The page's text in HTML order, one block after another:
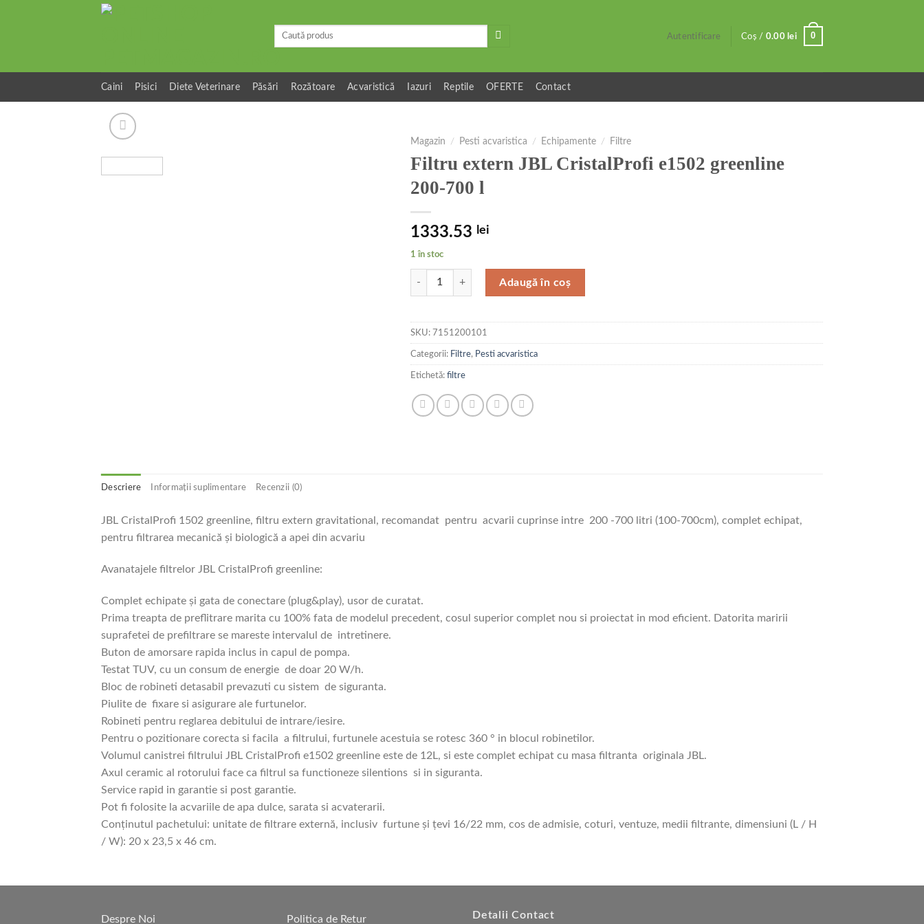
Caută
Autentificare Coș / 0.00 lei 0
Caini Pisici Diete Veterinare Păsări Rozătoare Acvaristică Iazuri Reptile OFERTE Contact
Magazin / Pesti acvaristica / Echipamente / Filtre
Filtru extern JBL CristalProfi e1502 greenline
200-700 l
1333.53 lei
1 în stoc
Cantitate Filtru extern JBL CristalProfi e1502 greenline 200-700 l
Adaugă în coș
SKU: 7151200101
Categorii: Filtre, Pesti acvaristica
Etichetă: filtre
Descriere Informații suplimentare Recenzii (0)
JBL CristalProfi 1502 greenline, filtru extern gravitational, recomandat pentru acvarii cuprinse intre 200 -700 litri (100-700cm), complet echipat,
pentru filtrarea mecanică și biologică a apei din acvariu
Avanatajele filtrelor JBL CristalProfi greenline:
Complet echipate și gata de conectare (plug&play), usor de curatat.
Prima treapta de preflitrare marita cu 100% fata de modelul precedent, cosul superior complet nou si proiectat in mod eficient. Datorita maririi
suprafetei de prefiltrare se mareste intervalul de intretinere.
Buton de amorsare rapida inclus in capul de pompa.
Testat TUV, cu un consum de energie de doar 20 W/h.
Bloc de robineti detasabil prevazuti cu sistem de siguranta.
Piulite de fixare si asigurare ale furtunelor.
Robineti pentru reglarea debitului de intrare/iesire.
Pentru o pozitionare corecta si facila a filtrului, furtunele acestuia se rotesc 360 ° in blocul robinetilor.
Volumul canistrei filtrului JBL CristalProfi e1502 greenline este de 12L, si este complet echipat cu masa filtranta originala JBL.
Axul ceramic al rotorului face ca filtrul sa functioneze silentions si in siguranta.
Service rapid in garantie si post garantie.
Pot fi folosite la acvariile de apa dulce, sarata si acvaterarii.
Conținutul pachetului: unitate de filtrare externă, inclusiv furtune și țevi 16/22 mm, cos de admisie, coturi, ventuze, medii filtrante, dimensiuni (L / H
/ W): 20 x 23,5 x 46 cm.
Despre Noi Politica de Retur Detalii Contact